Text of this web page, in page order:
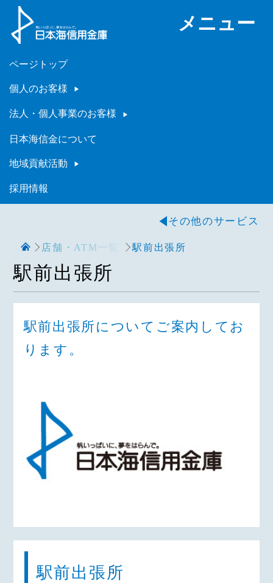
メニュー
ページトップ
個人のお客様
法人・個人事業のお客様
日本海信金について
地域貢献活動
採用情報
その他のサービス
店舗・ATM一覧 駅前出張所
駅前出張所
駅前出張所についてご案内してお
ります。
駅前出張所